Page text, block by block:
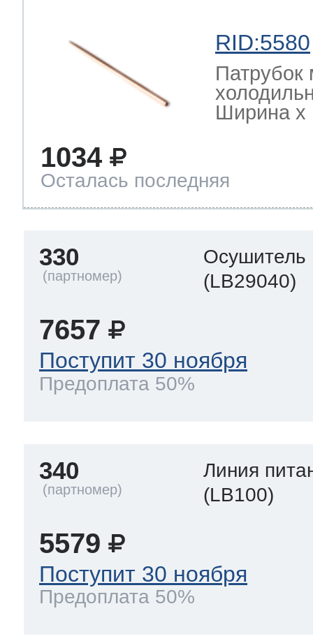
RID:5580
Патрубок
Ширина х
1034
Осталась последняя
330
Осушитель
(LB29040)
7657
Поступит 30 ноября
Предоплата 50%
340
Линия
(LB100)
5579
Поступит 30 ноября
Предоплата 50%